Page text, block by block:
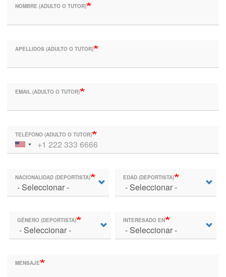
NOMBRE (ADULTO O TUTOR)
APELLIDOS (ADULTO O TUTOR)
EMAIL (ADULTO O TUTOR)
TELÉFONO (ADULTO O TUTOR)
NACIONALIDAD (DEPORTISTA) EDAD (DEPORTISTA)
GÉNERO (DEPORTISTA) INTERESADO EN
MENSAJE